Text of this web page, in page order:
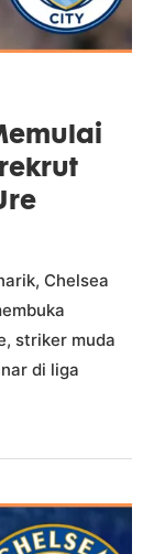
Chelsea
striker muda
di liga